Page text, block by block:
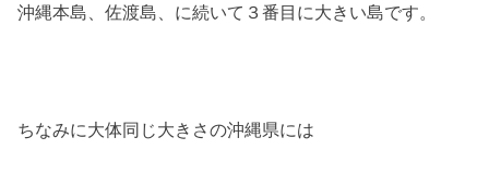
沖縄本島、佐渡島、に続いて３番目に大きい島です。
ちなみに大体同じ大きさの沖縄県には